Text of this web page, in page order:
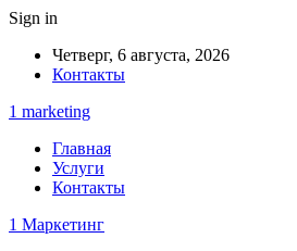
Sign in
Четверг, 6 августа, 2026
Контакты
1 marketing
Главная
Услуги
Контакты
1 Маркетинг